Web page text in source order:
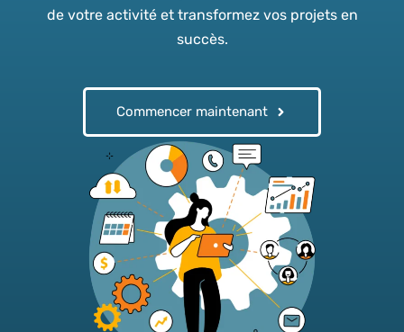
de votre activité et transformez vos projets en
succès.
Commencer maintenant